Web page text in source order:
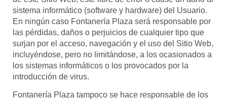
sistema informático (software y hardware) del Usuario.
En ningún caso Fontanería Plaza será responsable por
las pérdidas, daños o perjuicios de cualquier tipo que
surjan por el acceso, navegación y el uso del Sitio Web,
incluyéndose, pero no limitándose, a los ocasionados a
los sistemas informáticos o los provocados por la
introducción de virus.
Fontanería Plaza tampoco se hace responsable de los